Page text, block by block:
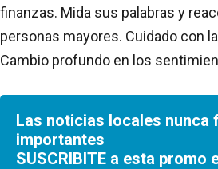
finanzas. Mida sus palabras y
personas mayores. Cuidado con
Cambio profundo en los
Las noticias locales nunca
importantes
SUSCRIBITE a esta promo